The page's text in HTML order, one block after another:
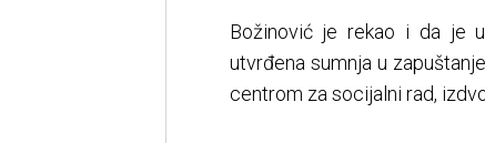
Božinović je rekao i da je
utvrđena sumnja u
centrom za socijalni rad,